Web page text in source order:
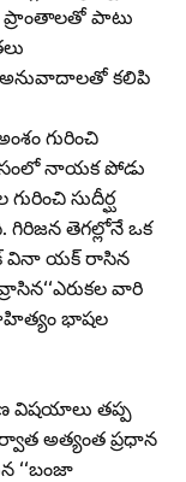
పాటు
అనువాదాలతో కలిపి
గురించి
నాయక పోడు
సుదీర్ఘ
తెగల్లోనే ఒక
వినా యక్‌ రాసిన
వారి
భాషల
విషయాలు తప్ప
అత్యంత ప్రధాన
‘‘బంజా